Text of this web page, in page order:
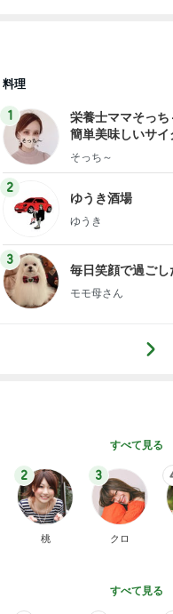
料理
1
栄養士ママそっち
簡単美味しいサイ
献立
そっち～
2
ゆうき酒場
ゆうき
3
毎日笑顔で過ごし
モモ母さん
すべて見る
2
桃
3
クロ
すべて見る